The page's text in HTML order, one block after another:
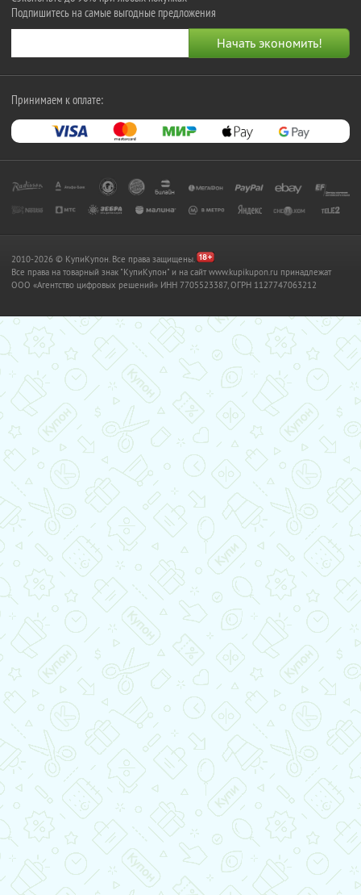
Подпишитесь на самые выгодные предложения
Принимаем к оплате:
2010-2026 © КупиКупон. Все права защищены.
Все права на товарный знак "КупиКупон" и на сайт www.kupikupon.ru принадлежат
OOO «Агентство цифровых решений» ИНН 7705523387, ОГРН 1127747063212